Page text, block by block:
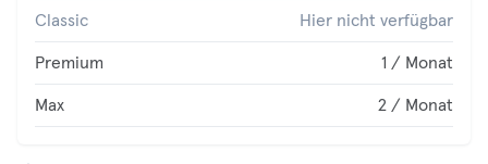
Classic Hier nicht verfügbar
Premium 1 / Monat
Max 2 / Monat